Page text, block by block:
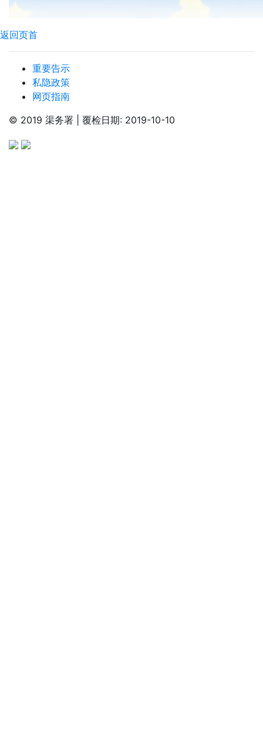
返回页首
重要告示
私隐政策
网页指南
© 2019 渠务署 | 覆检日期: 2019-10-10